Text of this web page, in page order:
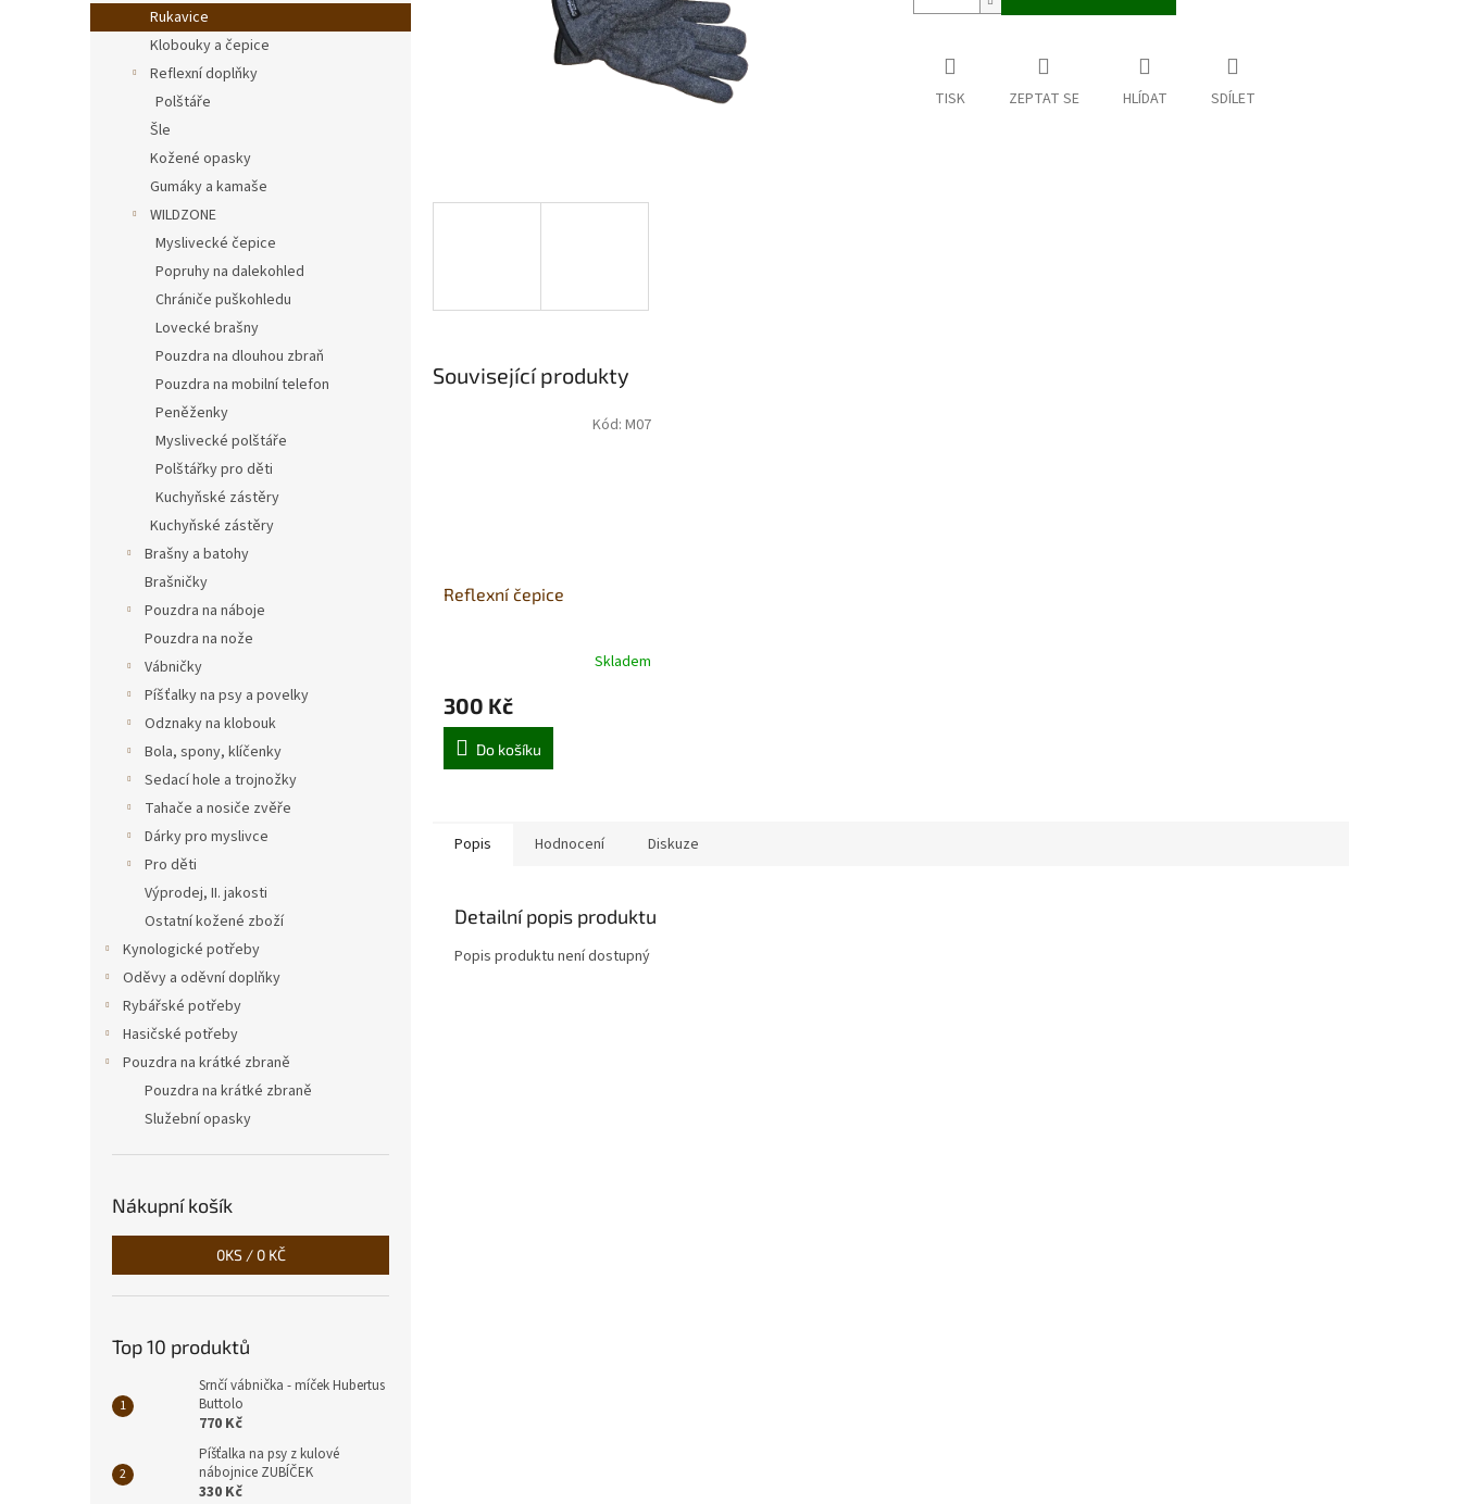
n
e
Rukavice
Klobouky a čepice
Reflexní doplňky
Polštáře
Šle
Kožené opasky
Gumáky a kamaše
WILDZONE
Myslivecké čepice
Popruhy na dalekohled
Chrániče puškohledu
Lovecké brašny
Pouzdra na dlouhou zbraň
Pouzdra na mobilní telefon
Peněženky
Myslivecké polštáře
Polštářky pro děti
Kuchyňské zástěry
Kuchyňské zástěry
Brašny a batohy
Brašničky
Pouzdra na náboje
Pouzdra na nože
Vábničky
Píšťalky na psy a povelky
Odznaky na klobouk
Bola, spony, klíčenky
Sedací hole a trojnožky
Tahače a nosiče zvěře
Dárky pro myslivce
Pro děti
Výprodej, II. jakosti
Ostatní kožené zboží
Kynologické potřeby
Oděvy a oděvní doplňky
Rybářské potřeby
Hasičské potřeby
Pouzdra na krátké zbraně
Pouzdra na krátké zbraně
Služební opasky
Nákupní košík
0KS / 0 KČ
Top 10 produktů
Srnčí vábnička - míček Hubertus
Buttolo
770 Kč
Píšťalka na psy z kulové
nábojnice ZUBÍČEK
330 Kč
TISK ZEPTAT SE HLÍDAT SDÍLET
Související produkty
Reflexní čepice
Skladem
300 Kč
Do košíku
Kód: M07
Popis Hodnocení Diskuze
Detailní popis produktu
Popis produktu není dostupný